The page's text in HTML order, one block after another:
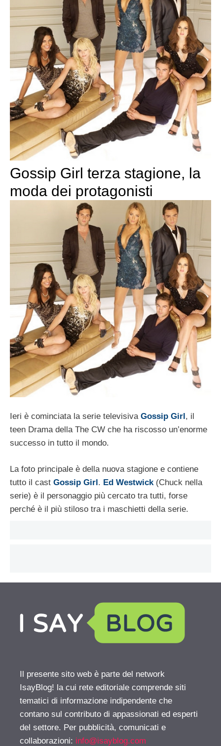
Gossip Girl terza stagione, la
moda dei protagonisti
Ieri è cominciata la serie televisiva Gossip Girl , il
teen Drama della The CW che ha riscosso un’enorme
successo in tutto il mondo.
La foto principale è della nuova stagione e contiene
tutto il cast Gossip Girl. Ed Westwick (Chuck nella
serie) è il personaggio più cercato tra tutti, forse
perché è il più stiloso tra i maschietti della serie.
Il presente sito web è parte del network
IsayBlog! la cui rete editoriale comprende siti
tematici di informazione indipendente che
contano sul contributo di appassionati ed esperti
del settore. Per pubblicità, comunicati e
collaborazioni: info@isayblog.com